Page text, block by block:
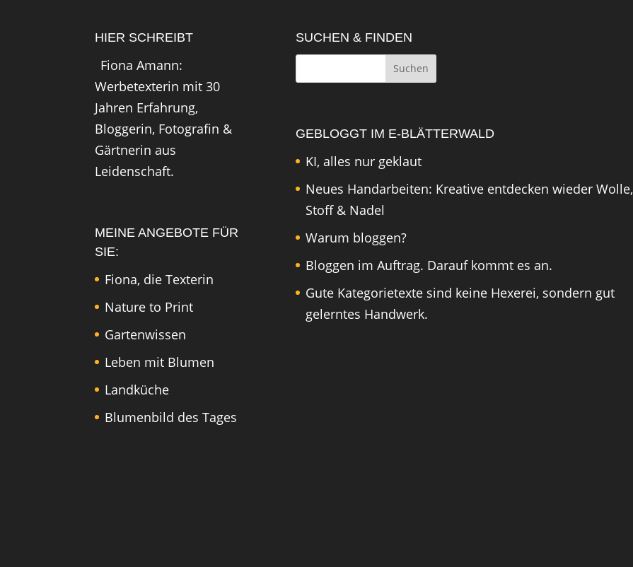
HIER SCHREIBT
Fiona Amann:
Werbetexterin mit 30
Jahren Erfahrung,
Bloggerin, Fotografin &
Gärtnerin aus
Leidenschaft.
MEINE ANGEBOTE FÜR
SIE:
Fiona, die Texterin
Nature to Print
Gartenwissen
Leben mit Blumen
Landküche
Blumenbild des Tages
SUCHEN & FINDEN
GEBLOGGT IM E-BLÄTTERWALD
KI, alles nur geklaut
Neues Handarbeiten: Kreative entdecken wieder Wolle,
Stoff & Nadel
Warum bloggen?
Bloggen im Auftrag. Darauf kommt es an.
Gute Kategorietexte sind keine Hexerei, sondern gut
gelerntes Handwerk.